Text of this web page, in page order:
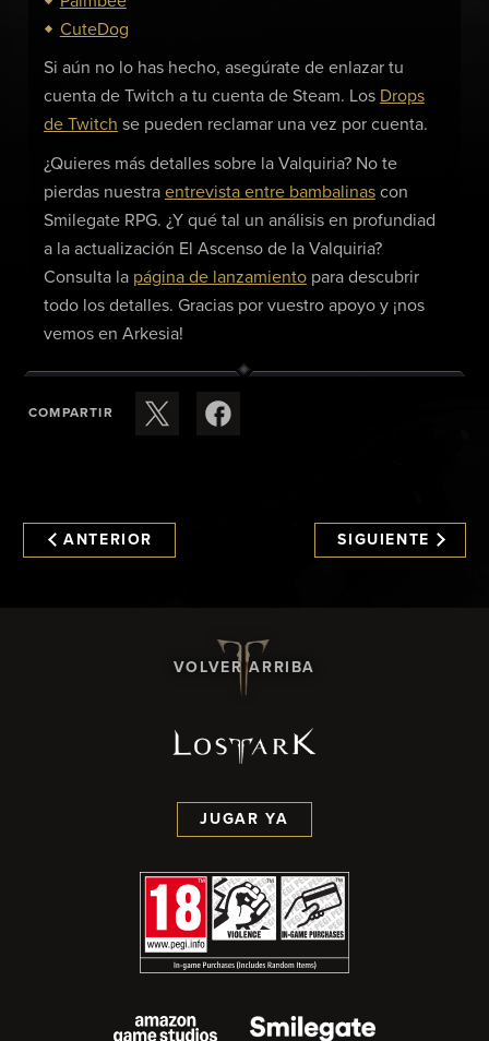
CuteDog
Si aún no lo has hecho, asegúrate de enlazar tu
cuenta de Twitch a tu cuenta de Steam. Los Drops
de Twitch se pueden reclamar una vez por cuenta.
¿Quieres más detalles sobre la Valquiria? No te
pierdas nuestra entrevista entre bambalinascon
Smilegate RPG. ¿Y qué tal un análisis en profundiad
a la actualización El Ascenso de la Valquiria?
Consulta la página de lanzamientopara descubrir
todo los detalles. Gracias por vuestro apoyo y ¡nos
vemos en Arkesia!
COMPARTIR
ANTERIOR SIGUIENTE
VOLVER ARRIBA
JUGAR YA